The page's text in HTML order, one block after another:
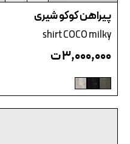
پیراهن کوکو شیری
shirt COCO milky
۳,۰۰۰,۰۰۰ت